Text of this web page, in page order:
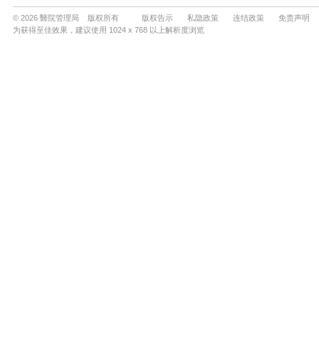
© 2026 醫院管理局 版权所有 版权告示 私隐政策 连结政策
免责声明
为获得至佳效果，建议使用 1024 x 768 以上解析度浏览